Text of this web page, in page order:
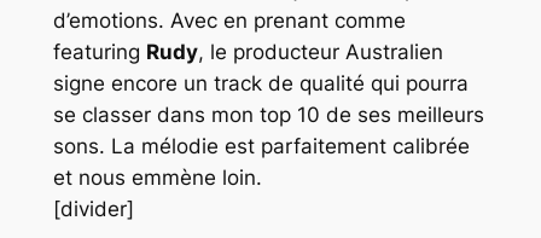
d’emotions. Avec en prenant comme
featuring Rudy, le producteur Australien
signe encore un track de qualité qui pourra
se classer dans mon top 10 de ses meilleurs
sons. La mélodie est parfaitement calibrée
et nous emmène loin.
[divider]